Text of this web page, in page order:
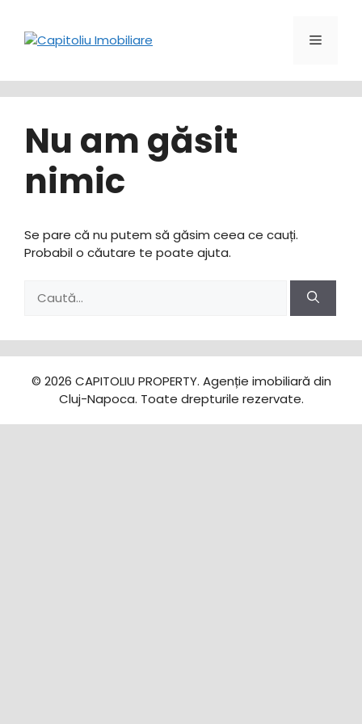
conținut
Meniu
Nu am găsit
nimic
Se pare că nu putem să găsim ceea ce cauți.
Probabil o căutare te poate ajuta.
după:
© 2026 CAPITOLIU PROPERTY. Agenție imobiliară din
Cluj-Napoca. Toate drepturile rezervate.